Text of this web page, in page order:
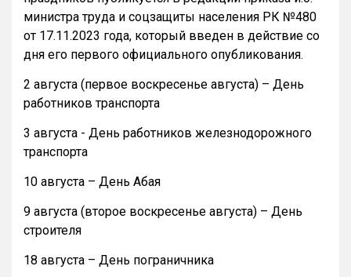
министра труда и соцзащиты населения РК №480
от 17.11.2023 года, который введен в действие со
дня его первого официального опубликования.
2 августа (первое воскресенье августа) – День
работников транспорта
3 августа - День работников железнодорожного
транспорта
10 августа – День Абая
9 августа (второе воскресенье августа) – День
строителя
18 августа – День пограничника